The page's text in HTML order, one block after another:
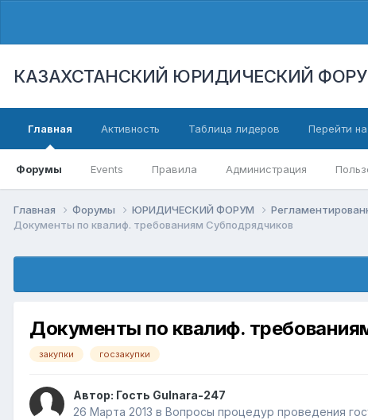
КАЗАХСТАНСКИЙ ЮРИДИЧЕСКИЙ
Главная
Форумы Events Правила Администрация
Активность Таблица лидеров Перейти
Главная Форумы ЮРИДИЧЕСКИЙ ФОРУМ
Документы по квалиф. требованиям Субподрядчиков
Документы по квалиф.
закупки госзакупки
Автор: Гость Gulnara-247
26 Марта 2013 в Вопросы процедур проведения